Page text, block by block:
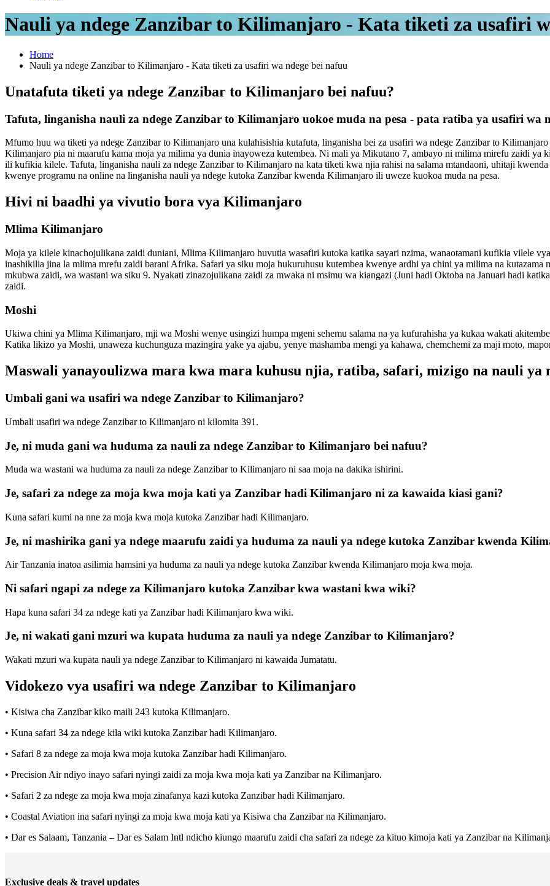
Nauli ya ndege Zanzibar to Kilimanjaro - Kata tiketi za usafiri
Home
Nauli ya ndege Zanzibar to Kilimanjaro - Kata tiketi za usafiri wa ndege bei nafuu
Unatafuta tiketi ya ndege Zanzibar to Kilimanjaro bei nafuu?
Tafuta, linganisha nauli za ndege Zanzibar to Kilimanjaro uokoe muda na pesa - pata ratiba ya usafiri wa
Mfumo huu wa tiketi ya ndege Zanzibar to Kilimanjaro una kulahisishia kutafuta, linganisha bei za usafiri wa ndege Zanzibar to
Kilimanjaro pia ni maarufu kama moja ya milima ya dunia inayoweza kutembea. Ni mali ya Mikutano 7, ambayo ni milima mirefu zaidi ya
ili kufikia kilele. Tafuta, linganisha nauli za ndege Zanzibar to Kilimanjaro na kata tiketi kwa njia rahisi na salama mtandaoni, uhitaji
kwenye programu na online na linganisha nauli ya ndege kutoka Zanzibar kwenda Kilimanjaro ili uweze kuokoa muda na pesa.
Hivi ni baadhi ya vivutio bora vya Kilimanjaro
Mlima Kilimanjaro
Moja ya kilele kinachojulikana zaidi duniani, Mlima Kilimanjaro huvutia wasafiri kutoka katika sayari nzima, wanaotamani kufikia vilele
inashikilia jina la mlima mrefu zaidi barani Afrika. Safari ya siku moja hukuruhusu kutembea kwenye ardhi ya chini ya milima na kutazama
mkubwa zaidi, wa wastani wa siku 9. Nyakati zinazojulikana zaidi za mwaka ni msimu wa kiangazi (Juni hadi Oktoba na Januari hadi
zaidi.
Moshi
Ukiwa chini ya Mlima Kilimanjaro, mji wa Moshi wenye usingizi humpa mgeni sehemu salama na ya kufurahisha ya kukaa wakati
Katika likizo ya Moshi, unaweza kuchunguza mazingira yake ya ajabu, yenye mashamba mengi ya kahawa, chemchemi za maji moto,
Maswali yanayoulizwa mara kwa mara kuhusu njia, ratiba, safari, mizigo na nauli
Umbali gani wa usafiri wa ndege Zanzibar to Kilimanjaro?
Umbali usafiri wa ndege Zanzibar to Kilimanjaro ni kilomita 391.
Je, ni muda gani wa huduma za nauli za ndege Zanzibar to Kilimanjaro bei nafuu?
Muda wa wastani wa huduma za nauli za ndege Zanzibar to Kilimanjaro ni saa moja na dakika ishirini.
Je, safari za ndege za moja kwa moja kati ya Zanzibar hadi Kilimanjaro ni za kawaida kiasi gani?
Kuna safari kumi na nne za moja kwa moja kutoka Zanzibar hadi Kilimanjaro.
Je, ni mashirika gani ya ndege maarufu zaidi ya huduma za nauli ya ndege kutoka Zanzibar kwenda
Air Tanzania inatoa asilimia hamsini ya huduma za nauli ya ndege kutoka Zanzibar kwenda Kilimanjaro moja kwa moja.
Ni safari ngapi za ndege za Kilimanjaro kutoka Zanzibar kwa wastani kwa wiki?
Hapa kuna safari 34 za ndege kati ya Zanzibar hadi Kilimanjaro kwa wiki.
Je, ni wakati gani mzuri wa kupata huduma za nauli ya ndege Zanzibar to Kilimanjaro?
Wakati mzuri wa kupata nauli ya ndege Zanzibar to Kilimanjaro ni kawaida Jumatatu.
Vidokezo vya usafiri wa ndege Zanzibar to Kilimanjaro
• Kisiwa cha Zanzibar kiko maili 243 kutoka Kilimanjaro.
• Kuna safari 34 za ndege kila wiki kutoka Zanzibar hadi Kilimanjaro.
• Safari 8 za ndege za moja kwa moja kutoka Zanzibar hadi Kilimanjaro.
• Precision Air ndiyo inayo safari nyingi zaidi za moja kwa moja kati ya Zanzibar na Kilimanjaro.
• Safari 2 za ndege za moja kwa moja zinafanya kazi kutoka Zanzibar hadi Kilimanjaro.
• Coastal Aviation ina safari nyingi za moja kwa moja kati ya Kisiwa cha Zanzibar na Kilimanjaro.
• Dar es Salaam, Tanzania – Dar es Salam Intl ndicho kiungo maarufu zaidi cha safari za ndege za kituo kimoja kati ya Zanzibar na
Exclusive deals & travel updates